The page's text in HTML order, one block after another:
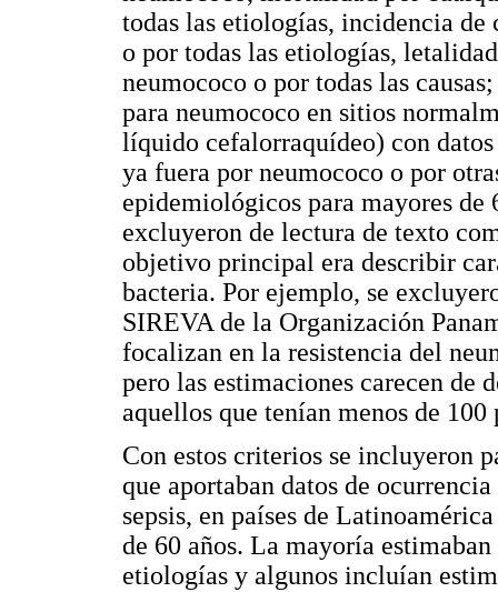
todas las etiologías, incidencia de
o por todas las etiologías,
neumococo o por todas las
para neumococo en sitios
líquido cefalorraquídeo) con
ya fuera por neumococo o por
epidemiológicos para mayores de
excluyeron de lectura de texto
objetivo principal era describir
bacteria. Por ejemplo, se
SIREVA de la Organización
focalizan en la resistencia del
pero las estimaciones carecen de
aquellos que tenían menos de 100
Con estos criterios se incluyeron
que aportaban datos de
sepsis, en países de
de 60 años. La mayoría
etiologías y algunos incluían